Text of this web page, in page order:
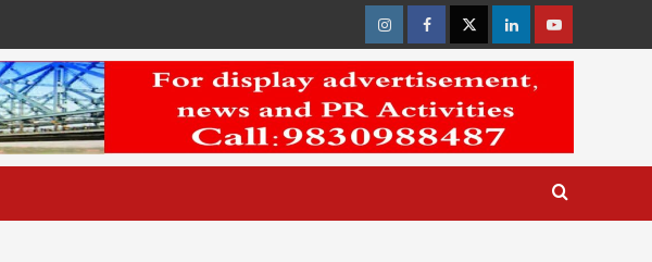
InstagramFacebookTwitterLinkedinYoutube